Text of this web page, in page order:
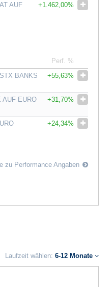
AUF
+1.462,00%
Perf. %
BANKS
+55,63%
AUF EURO
+31,70%
+24,34%
zu Performance Angaben
Laufzeit wählen: 6-12 Monate